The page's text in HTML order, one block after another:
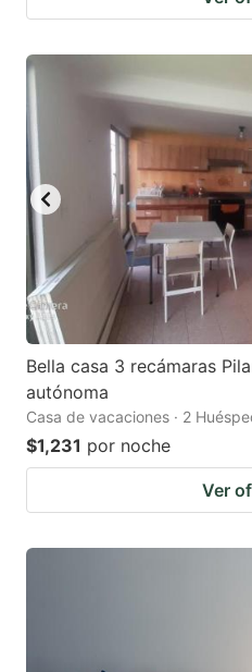
Bella casa 3 recámaras
autónoma
Casa de vacaciones · 2
$1,231 por noche
Ver